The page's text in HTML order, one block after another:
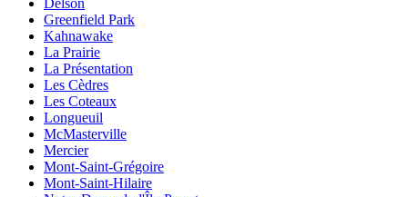
Delson
Greenfield Park
Kahnawake
La Prairie
La Présentation
Les Cèdres
Les Coteaux
Longueuil
McMasterville
Mercier
Mont-Saint-Grégoire
Mont-Saint-Hilaire